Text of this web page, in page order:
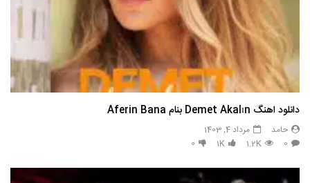
دانلود اهنگ Demet Akalın بنام Aferin Bana
حامد
مرداد 4, 1403
0
1.2K
1K
0